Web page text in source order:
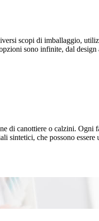
scopi di imballaggio,
sono infinite, dal design
di canottiere o calzini. Ogni
sintetici, che possono essere